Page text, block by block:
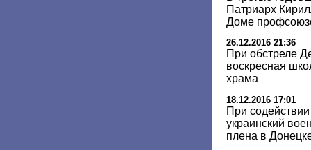
Патриарх
Доме
26.12.2016 21:36
При обстреле
воскресная
храма
18.12.2016 17:01
При
украинский
плена в